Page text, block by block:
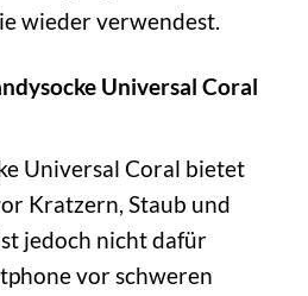
wieder verwendest.
Universal Coral
Universal Coral bietet
Kratzern, Staub und
jedoch nicht dafür
vor schweren